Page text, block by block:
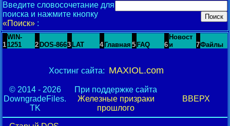
Введите словосочетание для
поиска и нажмите кнопку
«Поиск» :
1
WIN-
1251
2 DOS-8663 LAT 4 Главная 5 FAQ 6
Новост
и
7Файлы
Хостинг сайта: MAXIOL.com
© 2014 - 2026
DowngradeFiles.
TK
При поддержке сайта
Железные призраки
прошлого
ВВЕРХ